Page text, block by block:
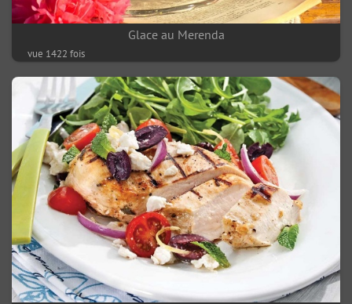
Glace au Merenda
vue 1422 fois